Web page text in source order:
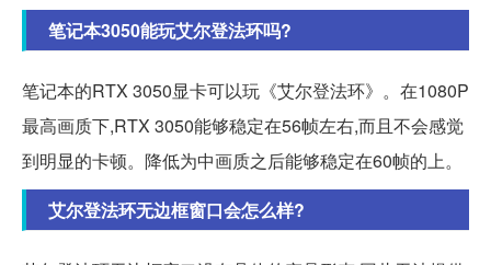
笔记本3050能玩艾尔登法环吗?
笔记本的RTX 3050显卡可以玩《艾尔登法环》。在1080P
最高画质下,RTX 3050能够稳定在56帧左右,而且不会感觉
到明显的卡顿。降低为中画质之后能够稳定在60帧的上。
艾尔登法环无边框窗口会怎么样?